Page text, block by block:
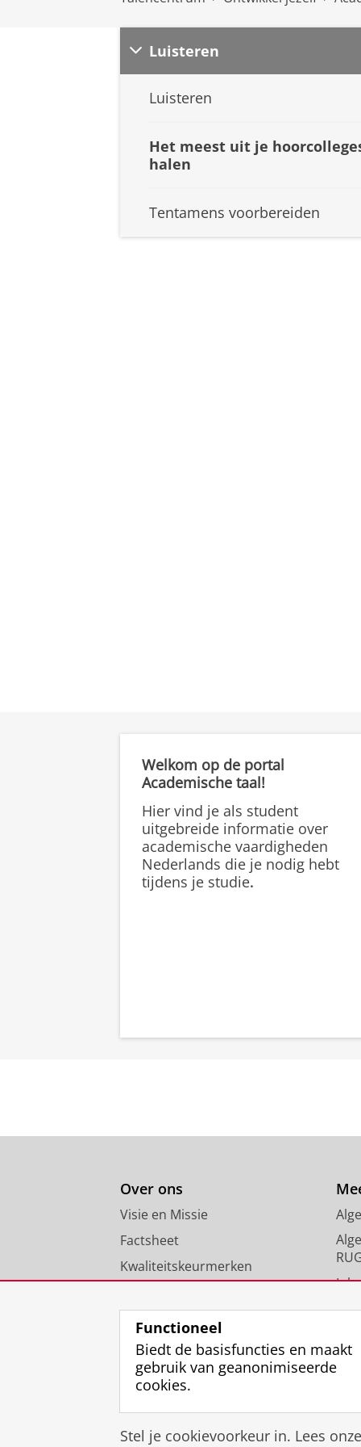
Luisteren
Luisteren
Het meest uit je
halen
Tentamens voorbereiden
Welkom op de portal
Academische taal!
Hier vind je als student
uitgebreide informatie over
academische vaardigheden
Nederlands die je nodig hebt
tijdens je studie.
Over ons
Visie en Missie
Factsheet
Kwaliteitskeurmerken
FAQ
Functioneel
Biedt de basisfuncties en maakt
gebruik van geanonimiseerde
cookies.
Stel je cookievoorkeur in. Lees onze